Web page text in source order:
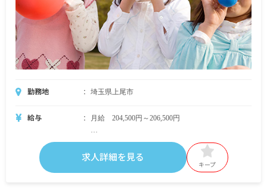
勤務地 埼玉県上尾市
給与 月給 204,500円～206,500円
・月給内訳
基本給 192,000円～194,000円
求人詳細を見る
キープ